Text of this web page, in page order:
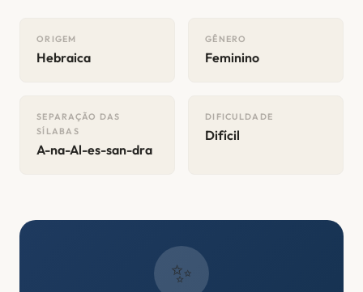
ORIGEM
Hebraica
GÊNERO
Feminino
SEPARAÇÃO DAS
SÍLABAS
A-na-Al-es-san-dra
DIFICULDADE
Difícil
✨